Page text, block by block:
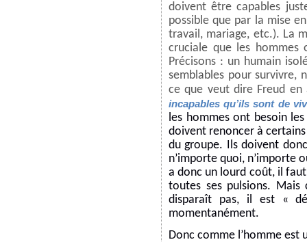
doivent être capables
possible que par la mise
travail, mariage, etc.). La
cruciale que les
Précisons : un humain
semblables pour survivre,
ce que veut dire Freud
incapables qu’ils sont de
les hommes ont besoin
doivent renoncer à
du groupe. Ils doivent
n’importe quoi, n’importe
a donc un lourd coût, il faut
toutes ses pulsions. Mais
disparaît pas, il est «
momentanément.
Donc comme l’homme est